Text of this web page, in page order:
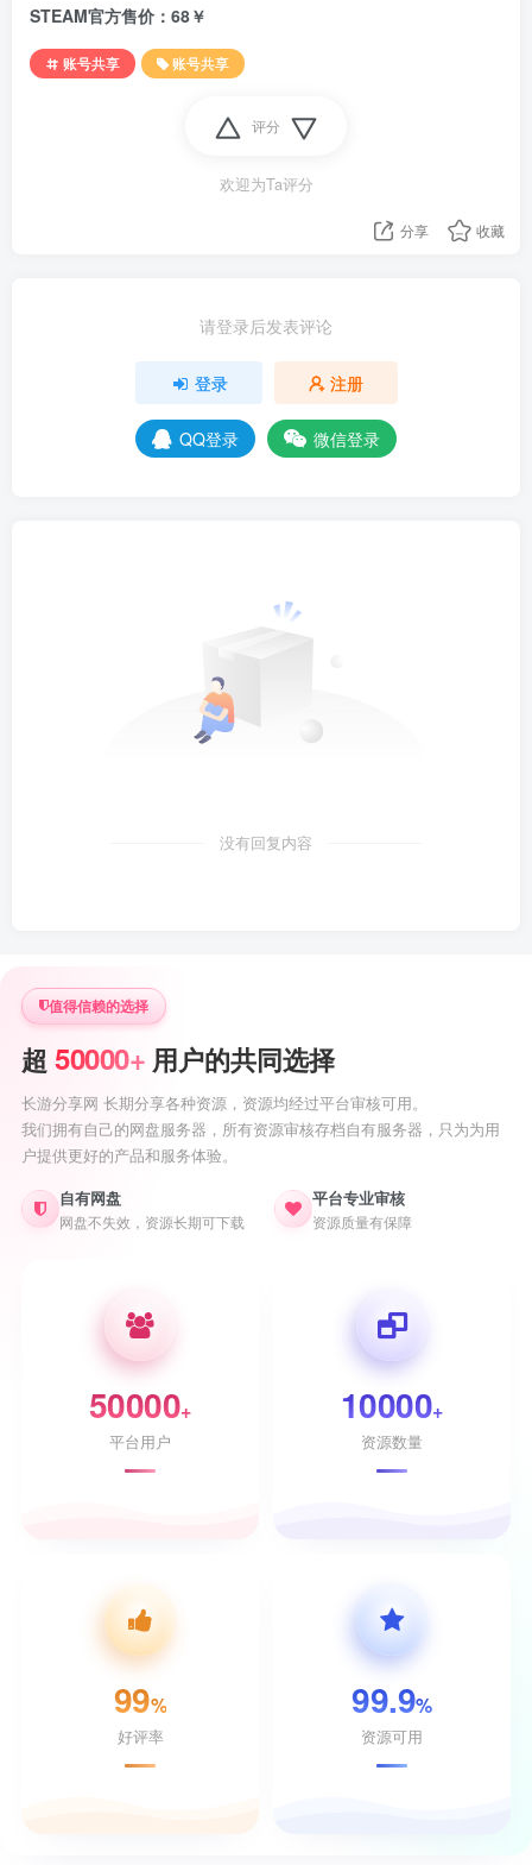
STEAM官方售价：68￥
账号共享 账号共享
评分
欢迎为Ta评分
分享 收藏
请登录后发表评论
登录 注册
QQ登录 微信登录
没有回复内容
值得信赖的选择
超 50000+ 用户的共同选择
长游分享网 长期分享各种资源，资源均经过平台审核可用。
我们拥有自己的网盘服务器，所有资源审核存档自有服务器，只为为用
户提供更好的产品和服务体验。
自有网盘
网盘不失效，资源长期可下载
平台专业审核
资源质量有保障
50000+
平台用户
10000+
资源数量
99%
好评率
99.9%
资源可用